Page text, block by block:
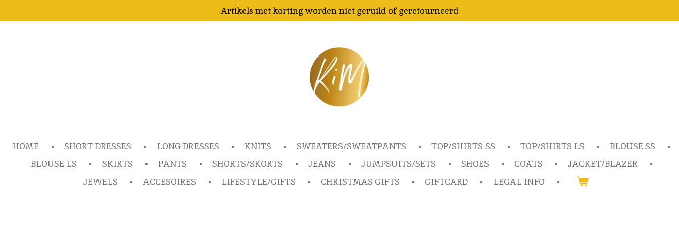
direct
Artikels met korting worden niet geruild of geretourneerd
HOME SHORT DRESSES LONG DRESSES KNITS SWEATERS/SWEATPANTS TOP/SHIRTS SS TOP/SHIRTS LS
BLOUSE SS
BLOUSE LS
SKIRTS PANTS SHORTS/SKORTS JEANS JUMPSUITS/SETS SHOES COATS
JACKET/BLAZER
JEWELS
ACCESOIRES LIFESTYLE/GIFTS CHRISTMAS GIFTS GIFTCARD LEGAL INFO